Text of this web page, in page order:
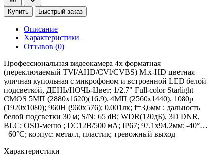
Купить Быстрый заказ
Описание
Характеристики
Отзывов (0)
Профессиональная видеокамера 4х форматная
(переключаемый TVI/AHD/CVI/CVBS) Mix-HD цветная
уличная купольная с микрофоном и встроенной LED белой
подсветкой, ДЕНЬ/НОЧЬ-Цвет; 1/2.7" Full-color Starlight
CMOS 5МП (2880х1620)(16:9); 4МП (2560х1440); 1080p
(1920х1080); 960H (960х576); 0.001лк; f=3,6мм ; дальность
белой подсветки 30 м; S/N: 65 dB; WDR(120дБ), 3D DNR,
BLC; OSD-меню ; DC12В/500 мА; IP67; 97.1х94.2мм; -40°…
+60°C; корпус: металл, пластик; тревожный выход
Характеристики